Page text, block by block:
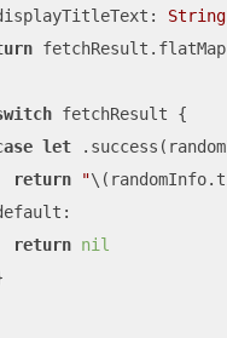
String
fetchResult {
let
return
"
return nil